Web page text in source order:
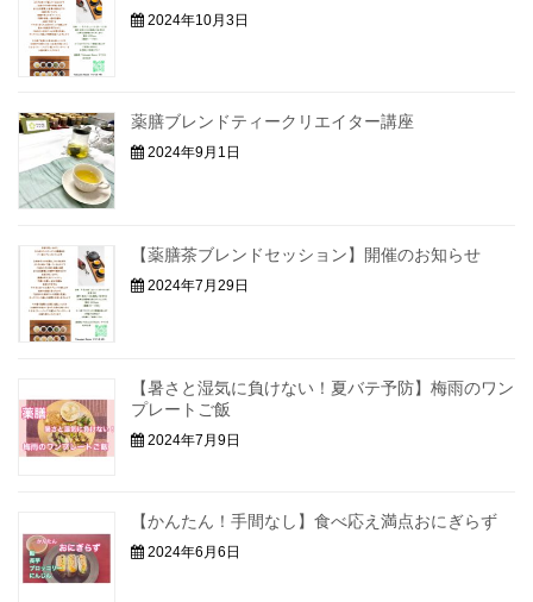
2024年10月3日
薬膳ブレンドティークリエイター講座
2024年9月1日
【薬膳茶ブレンドセッション】開催のお知らせ
2024年7月29日
【暑さと湿気に負けない！夏バテ予防】梅雨のワン
プレートご飯
2024年7月9日
【かんたん！手間なし】食べ応え満点おにぎらず
2024年6月6日